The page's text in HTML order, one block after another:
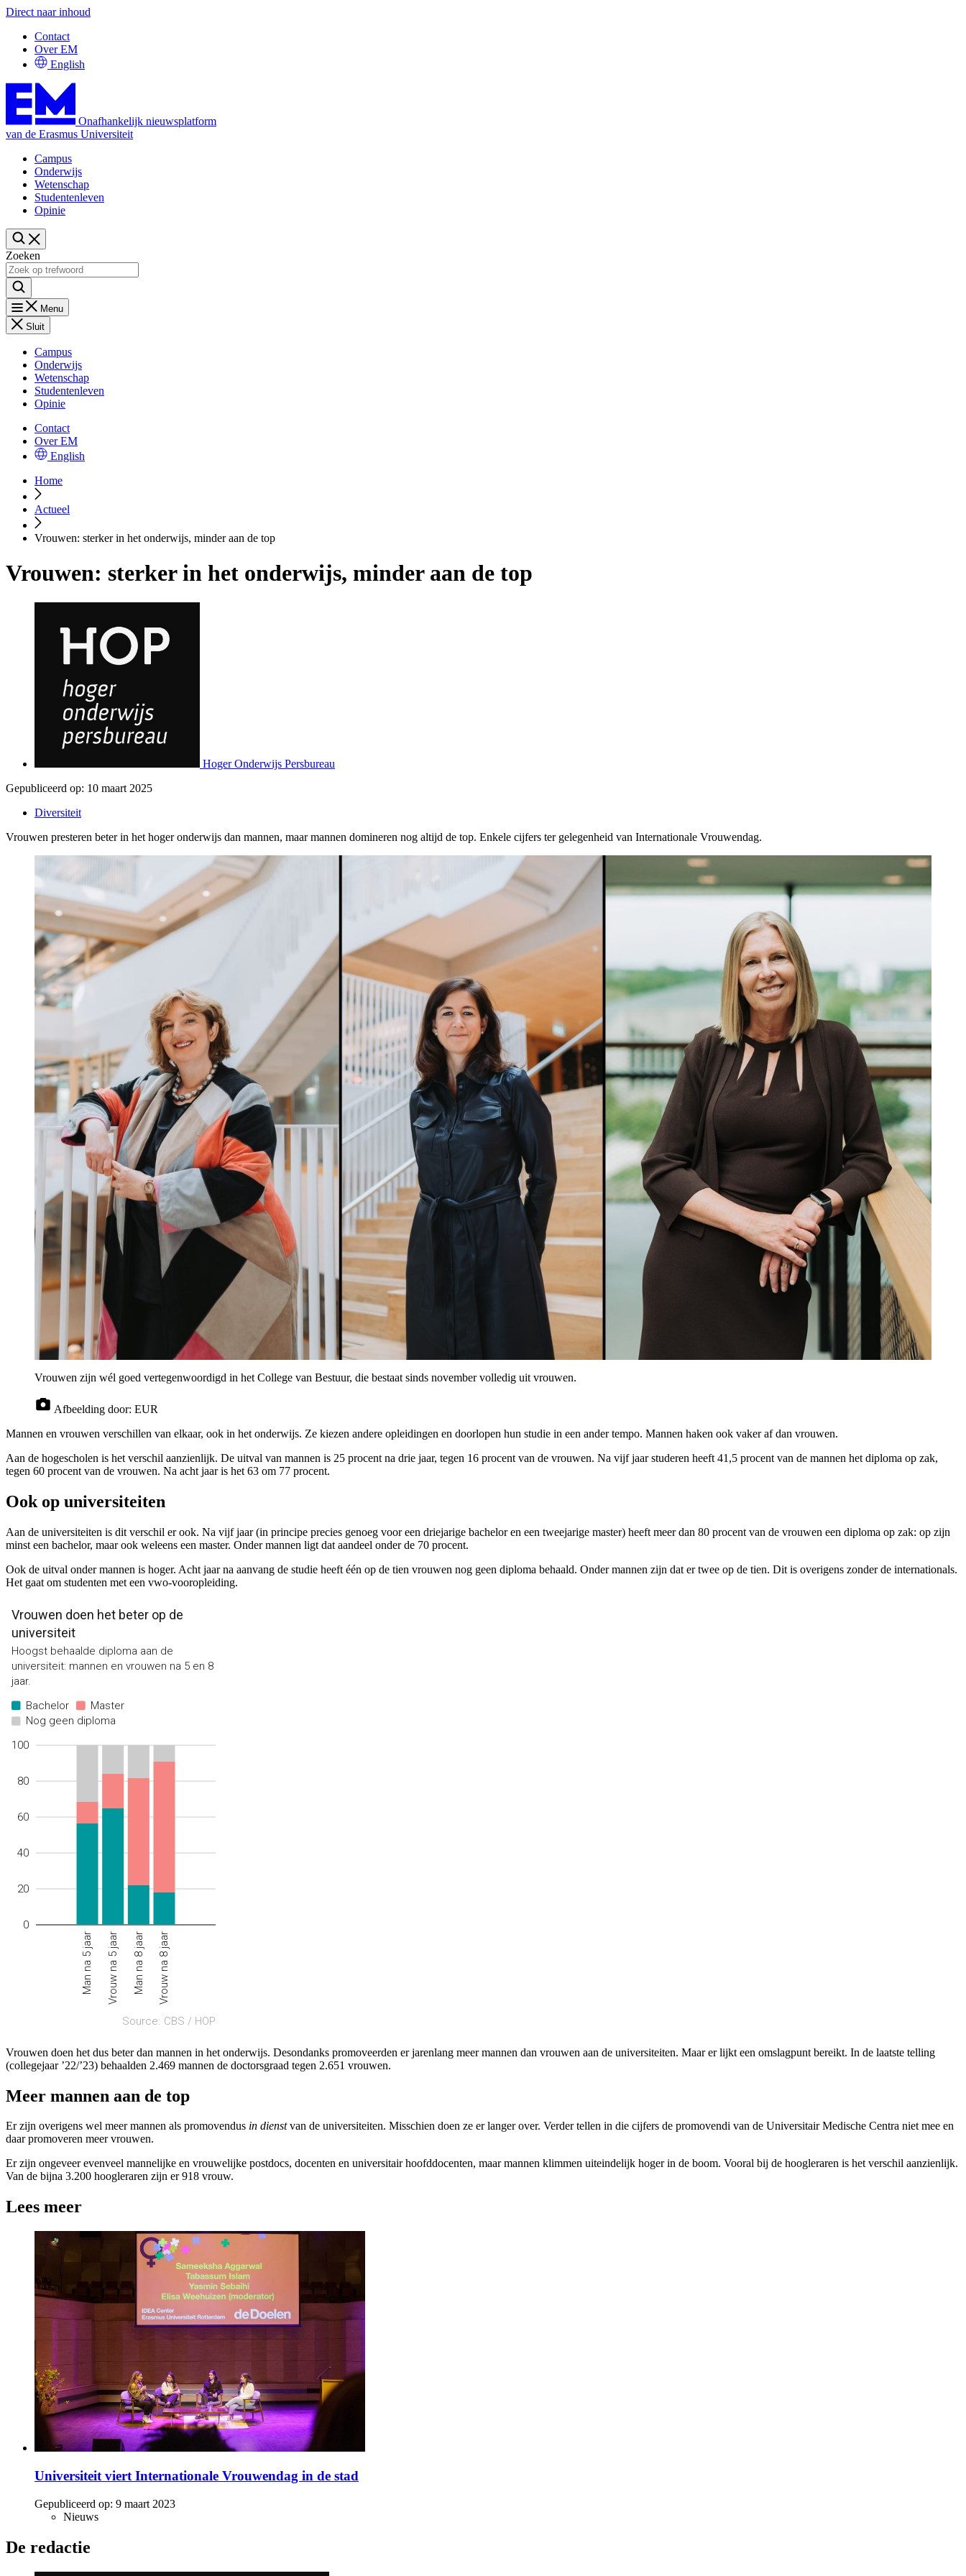
Direct naar inhoud
Contact
Over EM
English
Onafhankelijk nieuwsplatform
van de Erasmus Universiteit
Campus
Onderwijs
Wetenschap
Studentenleven
Opinie
Zoeken
Menu
Sluit
Campus
Onderwijs
Wetenschap
Studentenleven
Opinie
Contact
Over EM
English
Home
Actueel
Vrouwen: sterker in het onderwijs, minder aan de top
Vrouwen: sterker in het onderwijs, minder aan de top
Hoger Onderwijs Persbureau
Gepubliceerd op: 10 maart 2025
Diversiteit
Vrouwen presteren beter in het hoger onderwijs dan mannen, maar mannen domineren nog altijd de top. Enkele cijfers ter gelegenheid van Internationale Vrouwendag.
Vrouwen zijn wél goed vertegenwoordigd in het College van Bestuur, die bestaat sinds november volledig uit vrouwen.
Afbeelding door: EUR
Mannen en vrouwen verschillen van elkaar, ook in het onderwijs. Ze kiezen andere opleidingen en doorlopen hun studie in een ander tempo. Mannen haken ook vaker af dan vrouwen.
Aan de hogescholen is het verschil aanzienlijk. De uitval van mannen is 25 procent na drie jaar, tegen 16 procent van de vrouwen. Na vijf jaar studeren heeft 41,5 procent van de mannen het diploma op zak,
tegen 60 procent van de vrouwen. Na acht jaar is het 63 om 77 procent.
Ook op universiteiten
Aan de universiteiten is dit verschil er ook. Na vijf jaar (in principe precies genoeg voor een driejarige bachelor en een tweejarige master) heeft meer dan 80 procent van de vrouwen een diploma op zak: op zijn
minst een bachelor, maar ook weleens een master. Onder mannen ligt dat aandeel onder de 70 procent.
Ook de uitval onder mannen is hoger. Acht jaar na aanvang de studie heeft één op de tien vrouwen nog geen diploma behaald. Onder mannen zijn dat er twee op de tien. Dit is overigens zonder de internationals.
Het gaat om studenten met een vwo-vooropleiding.
Vrouwen doen het dus beter dan mannen in het onderwijs. Desondanks promoveerden er jarenlang meer mannen dan vrouwen aan de universiteiten. Maar er lijkt een omslagpunt bereikt. In de laatste telling
(collegejaar ’22/’23) behaalden 2.469 mannen de doctorsgraad tegen 2.651 vrouwen.
Meer mannen aan de top
Er zijn overigens wel meer mannen als promovendus in dienstvan de universiteiten. Misschien doen ze er langer over. Verder tellen in die cijfers de promovendi van de Universitair Medische Centra niet mee en
daar promoveren meer vrouwen.
Er zijn ongeveer evenveel mannelijke en vrouwelijke postdocs, docenten en universitair hoofddocenten, maar mannen klimmen uiteindelijk hoger in de boom. Vooral bij de hoogleraren is het verschil aanzienlijk.
Van de bijna 3.200 hoogleraren zijn er 918 vrouw.
Lees meer
Universiteit viert Internationale Vrouwendag in de stad
Gepubliceerd op: 9 maart 2023
Nieuws
De redactie